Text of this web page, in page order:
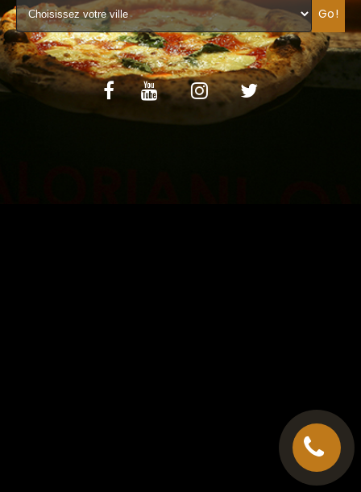
VOTRE COMPTE
NOTRE RESTAURANT
VOS AVIS
Go!